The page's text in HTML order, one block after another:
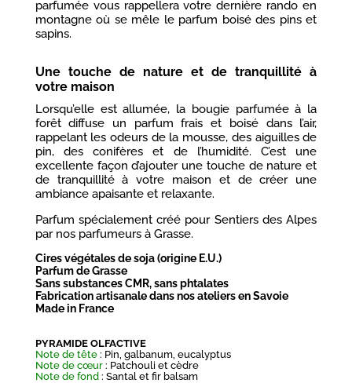
parfumée vous rappellera votre dernière rando en
montagne où se mêle le parfum boisé des pins et
sapins.
Une touche de nature et de tranquillité à
votre maison
Lorsqu’elle est allumée, la bougie parfumée à la
forêt diffuse un parfum frais et boisé dans l’air,
rappelant les odeurs de la mousse, des aiguilles de
pin, des conifères et de l’humidité. C’est une
excellente façon d’ajouter une touche de nature et
de tranquillité à votre maison et de créer une
ambiance apaisante et relaxante.
Parfum spécialement créé pour Sentiers des Alpes
par nos parfumeurs à Grasse.
Cires végétales de soja (origine E.U.)
Parfum de Grasse
Sans substances CMR, sans phtalates
Fabrication artisanale dans nos ateliers en Savoie
Made in France
PYRAMIDE OLFACTIVE
Note de tête: Pin, galbanum, eucalyptus
Note de cœur: Patchouli et cèdre
Note de fond: Santal et fir balsam